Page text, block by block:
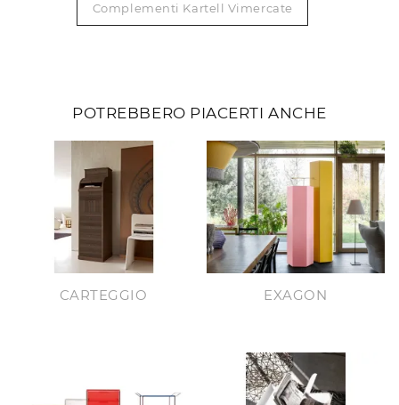
Complementi Kartell Vimercate
POTREBBERO PIACERTI ANCHE
CARTEGGIO EXAGON